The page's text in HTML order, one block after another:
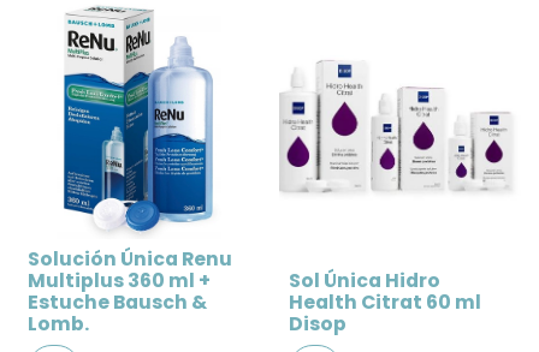
Solución Única Renu
Multiplus 360 ml +
Estuche Bausch &
Lomb.
Sol Única Hidro
Health Citrat 60 ml
Disop